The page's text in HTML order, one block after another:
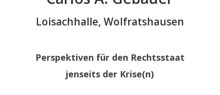
Loisachhalle, Wolfratshausen
Perspektiven für den Rechtsstaat
jenseits der Krise(n)